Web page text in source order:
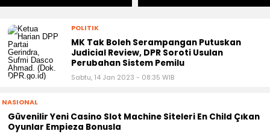
POLITIK
MK Tak Boleh Serampangan Putuskan
Judicial Review, DPR Soroti Usulan
Perubahan Sistem Pemilu
Sabtu, 14 Jan 2023 - 08:35 WIB
NASIONAL
Güvenilir Yeni Casino Slot Machine Siteleri En Child Çıkan
Oyunlar Empieza Bonusla